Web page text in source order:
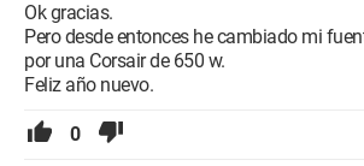
Ok gracias.
Pero desde entonces he cambiado mi
por una Corsair de 650 w.
Feliz año nuevo.
0